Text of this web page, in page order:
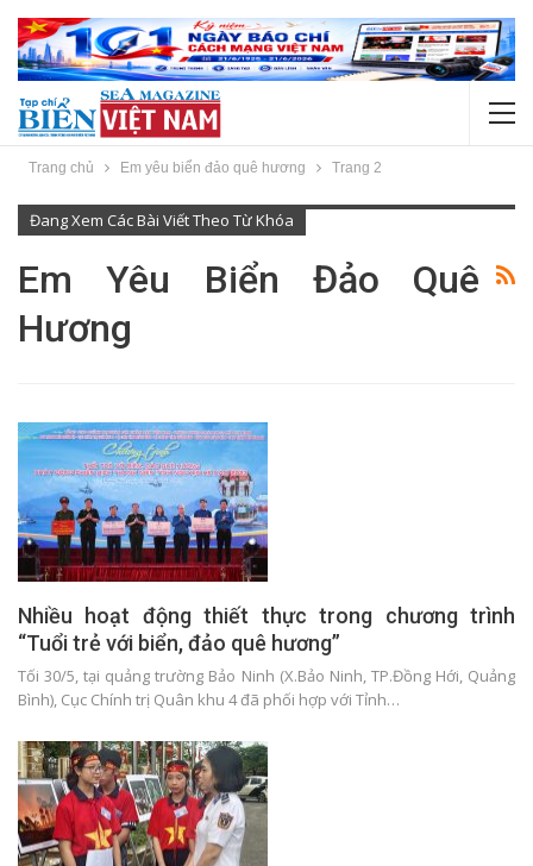
Trang chủ Em yêu biển đảo quê hương Trang 2
Đang Xem Các Bài Viết Theo Từ Khóa
Em Yêu Biển Đảo Quê
Hương
Nhiều hoạt động thiết thực trong chương trình
“Tuổi trẻ với biển, đảo quê hương”
Tối 30/5, tại quảng trường Bảo Ninh (X.Bảo Ninh, TP.Đồng Hới, Quảng
Bình), Cục Chính trị Quân khu 4 đã phối hợp với Tỉnh…